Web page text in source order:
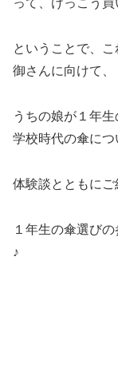
って、けっこう
ということで、
御さんに向けて、
うちの娘が１年
学校時代の傘に
体験談とともにご
１年生の傘選び
♪